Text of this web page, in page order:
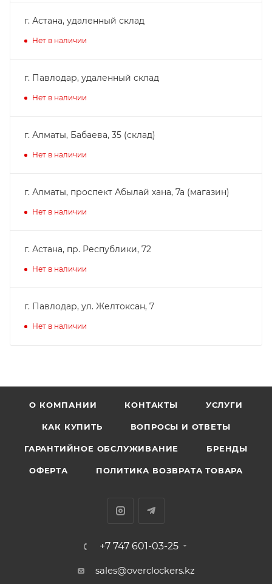
г. Астана, удаленный склад
Нет в наличии
г. Павлодар, удаленный склад
Нет в наличии
г. Алматы, Бабаева, 35 (склад)
Нет в наличии
г. Алматы, проспект Абылай хана, 7а (магазин)
Нет в наличии
г. Астана, пр. Республики, 72
Нет в наличии
г. Павлодар, ул. Желтоксан, 7
Нет в наличии
О КОМПАНИИ КОНТАКТЫ УСЛУГИ
КАК КУПИТЬ ВОПРОСЫ И ОТВЕТЫ
ГАРАНТИЙНОЕ ОБСЛУЖИВАНИЕ БРЕНДЫ
ОФЕРТА ПОЛИТИКА ВОЗВРАТА ТОВАРА
+7 747 601-03-25
sales@overclockers.kz